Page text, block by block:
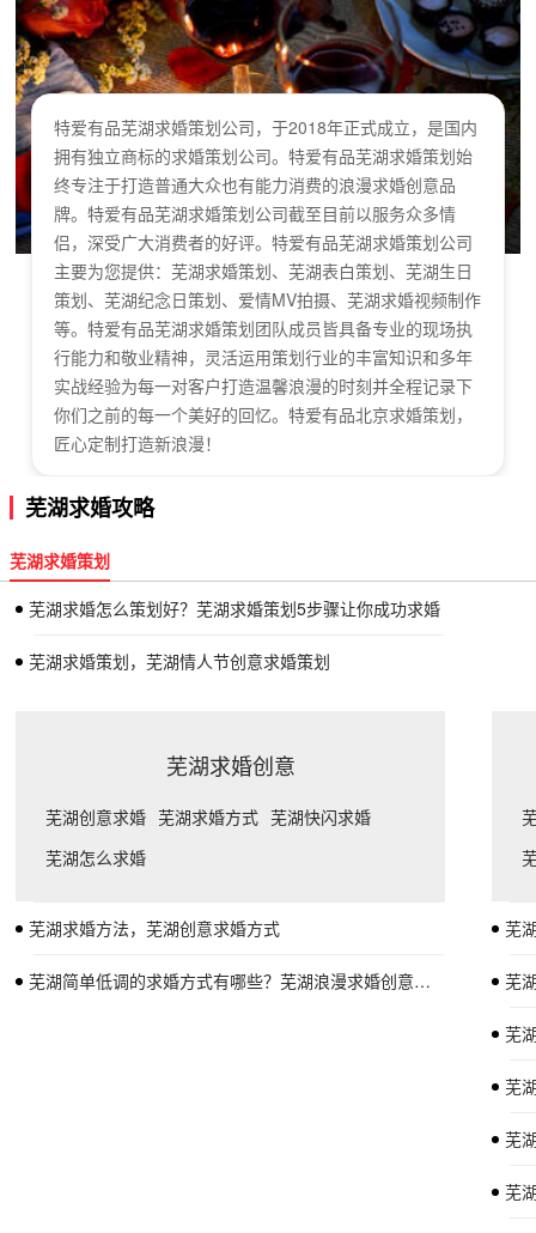
特爱有品芜湖求婚策划公司，于2018年正式成立，是国内
拥有独立商标的求婚策划公司。特爱有品芜湖求婚策划始
终专注于打造普通大众也有能力消费的浪漫求婚创意品
牌。特爱有品芜湖求婚策划公司截至目前以服务众多情
侣，深受广大消费者的好评。特爱有品芜湖求婚策划公司
主要为您提供：芜湖求婚策划、芜湖表白策划、芜湖生日
策划、芜湖纪念日策划、爱情MV拍摄、芜湖求婚视频制作
等。特爱有品芜湖求婚策划团队成员皆具备专业的现场执
行能力和敬业精神，灵活运用策划行业的丰富知识和多年
实战经验为每一对客户打造温馨浪漫的时刻并全程记录下
你们之前的每一个美好的回忆。特爱有品北京求婚策划，
匠心定制打造新浪漫！
芜湖求婚攻略
芜湖求婚策划
芜湖求婚怎么策划好？芜湖求婚策划5步骤让你成功求婚
芜湖求婚策划，芜湖情人节创意求婚策划
芜湖求婚创意
芜湖创意求婚 芜湖求婚方式 芜湖快闪求婚
芜湖怎么求婚
芜湖求婚方法，芜湖创意求婚方式
芜湖简单低调的求婚方式有哪些？芜湖浪漫求婚创意推荐
芜
芜
芜
芜
芜
芜